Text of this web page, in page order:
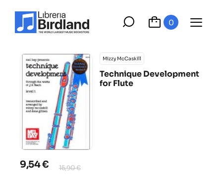
0
Mizzy McCaskill
Technique Development
for Flute
9,54 € 15,90 €